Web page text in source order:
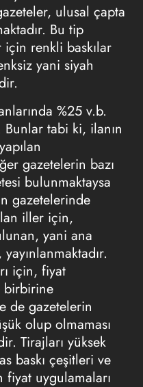
ulusal çapta
Bu tip
renkli baskılar
yani siyah
%25 v.b.
Bunlar tabi ki, ilanın
gazetelerin bazı
bulunmaktaysa
gazetelerinde
iller için,
yani ana
için, fiyat
birbirine
de gazetelerin
olup olmaması
Tirajları yüksek
baskı çeşitleri ve
fiyat uygulamaları